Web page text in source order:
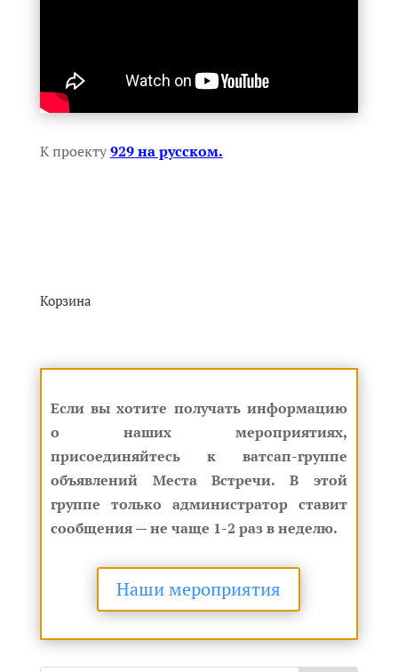
К проекту929 на русском.
Корзина
Если вы хотите получать информацию
о наших мероприятиях,
присоединяйтесь к ватсап-группе
объявлений Места Встречи. В этой
группе только администратор ставит
сообщения — не чаще 1-2 раз в неделю.
Наши мероприятия